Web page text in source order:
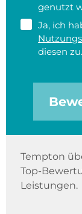
genutzt
Ja, ich
diesen zu.
Tempton
Top-
Leistungen.